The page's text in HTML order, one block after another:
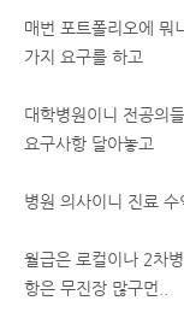
매번 포트폴리오에 뭐
가지 요구를 하고
대학병원이니 전공의
요구사항 달아놓고
병원 의사이니 진료
월급은 로컬이나 2차
항은 무진장 많구먼..